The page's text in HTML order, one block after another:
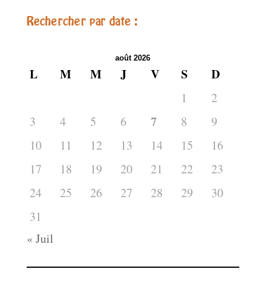
Rechercher par date :
août 2026
L M M J V S D
1
2
3
4 5 6 7 8
9
10
11 12 13 14 15
16
17
18 19 20 21 22
23
24
25 26 27 28 29
30
31
« Juil